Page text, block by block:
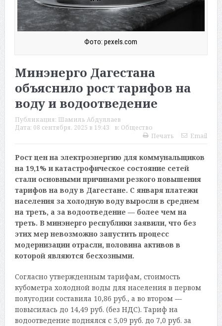
Фото: pexels.com
Минэнерго Дагестана
объяснило рост тарифов на
воду и водоотведение
Публикация: Шамиль Абдуллаев
Дата: 08 сентября, 2025 в 19:43 в: Общество
Печать
Email
Рост цен на электроэнергию для коммунальщиков
на 19,1% и катастрофическое состояние сетей
стали основными причинами резкого повышения
тарифов на воду в Дагестане. С января платежи
населения за холодную воду выросли в среднем
на треть, а за водоотведение — более чем на
треть. В минэнерго республики заявили, что без
этих мер невозможно запустить процесс
модернизации отрасли, половина активов в
которой являются бесхозными.
Согласно утвержденным тарифам, стоимость
кубометра холодной воды для населения в первом
полугодии составила 10,86 руб., а во втором —
повысилась до 14,49 руб. (без НДС). Тариф на
водоотведение поднялся с 5,09 руб. до 7,0 руб. за